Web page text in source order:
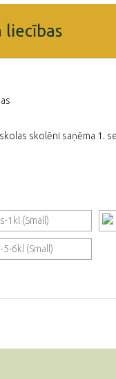
liecības
skolēni saņēma 1.